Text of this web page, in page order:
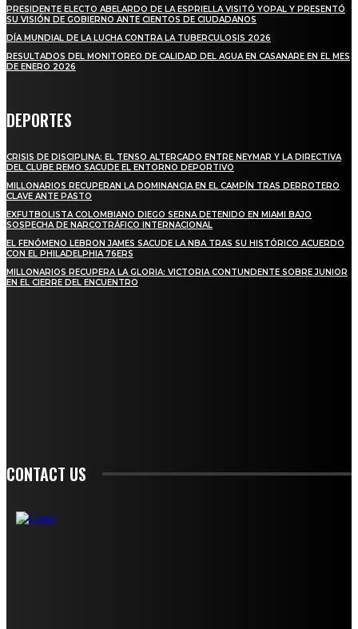
PRESIDENTE ELECTO ABELARDO DE LA ESPRIELLA VISITÓ YOPAL Y PRESENTÓ
SU VISIÓN DE GOBIERNO ANTE CIENTOS DE CIUDADANOS
DÍA MUNDIAL DE LA LUCHA CONTRA LA TUBERCULOSIS 2026
RESULTADOS DEL MONITOREO DE CALIDAD DEL AGUA EN CASANARE EN EL MES
DE ENERO 2026
DEPORTES
CRISIS DE DISCIPLINA: EL TENSO ALTERCADO ENTRE NEYMAR Y LA DIRECTIVA
DEL CLUBE REMO SACUDE EL ENTORNO DEPORTIVO
MILLONARIOS RECUPERAN LA DOMINANCIA EN EL CAMPÍN TRAS DERROTERO
CLAVE ANTE PASTO
EXFUTBOLISTA COLOMBIANO DIEGO SERNA DETENIDO EN MIAMI BAJO
SOSPECHA DE NARCOTRÁFICO INTERNACIONAL
EL FENÓMENO LEBRON JAMES SACUDE LA NBA TRAS SU HISTÓRICO ACUERDO
CON EL PHILADELPHIA 76ERS
MILLONARIOS RECUPERA LA GLORIA: VICTORIA CONTUNDENTE SOBRE JUNIOR
EN EL CIERRE DEL ENCUENTRO
CONTACT US